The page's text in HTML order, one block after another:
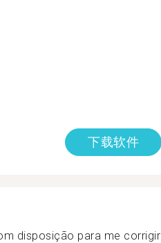
下载软件
disposição para me corrigir